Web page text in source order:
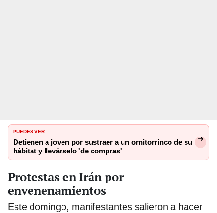
PUEDES VER:
Detienen a joven por sustraer a un ornitorrinco de su
hábitat y llevárselo 'de compras'
Protestas en Irán por
envenenamientos
Este domingo, manifestantes salieron a hacer